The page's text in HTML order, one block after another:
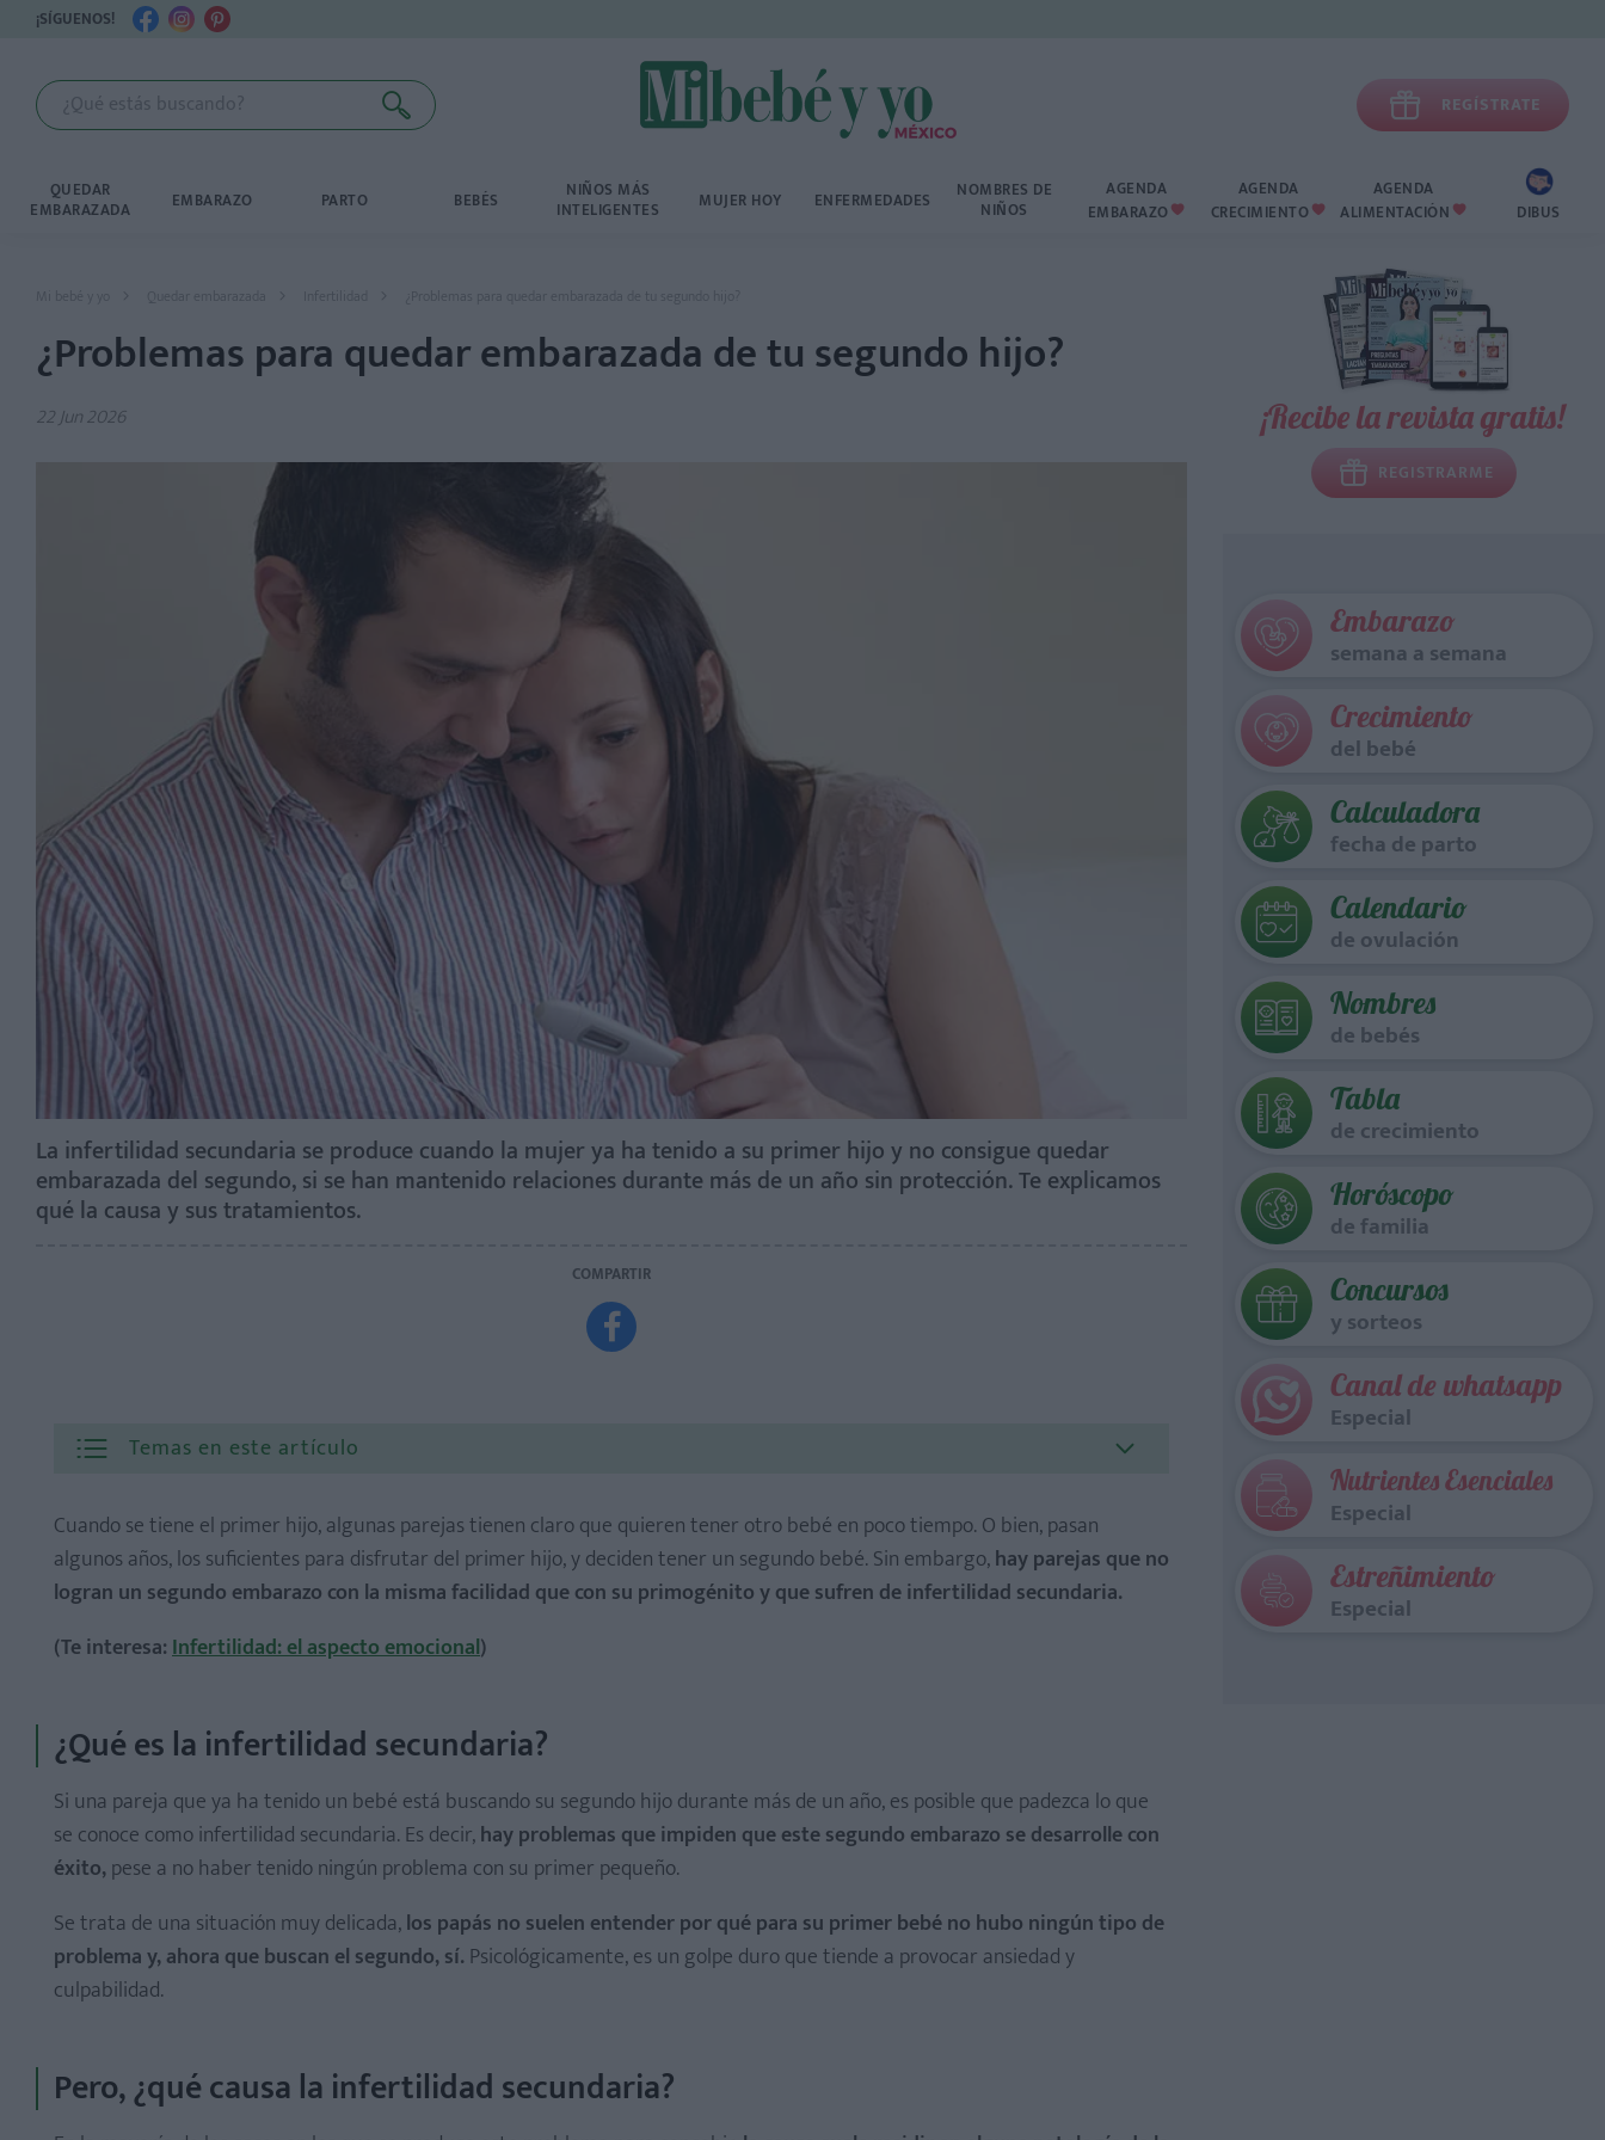
¡SÍGUENOS!
 REGÍSTRATE
QUEDAR
EMBARAZADA EMBARAZO PARTO BEBÉS NIÑOS MÁS
INTELIGENTES MUJER HOY ENFERMEDADES NOMBRES DE
NIÑOS
AGENDA
EMBARAZO 
AGENDA
CRECIMIENTO 
AGENDA
ALIMENTACIÓN  DIBUS
Mi bebé y yo Infertilidad ¿Problemas para quedar embarazada de tu segundo hijo?
¿Problemas para quedar embarazada de tu segundo hijo?
22 Jun 2026
La infertilidad secundaria se produce cuando la mujer ya ha tenido a su primer hijo y no consigue quedar
embarazada del segundo, si se han mantenido relaciones durante más de un año sin protección. Te explicamos
qué la causa y sus tratamientos.
COMPARTIR

Temas en este artículo
Cuando se tiene el primer hijo, algunas parejas tienen claro que quieren tener otro bebé en poco tiempo. O bien, pasan
algunos años, los suficientes para disfrutar del primer hijo, y deciden tener un segundo bebé. Sin embargo,hay parejas que no
logran un segundo embarazo con la misma facilidad que con su primogénito y que sufren de infertilidad secundaria.
(Te interesa:Infertilidad: el aspecto emocional)
¿Qué es la infertilidad secundaria?
Si una pareja que ya ha tenido un bebé está buscando su segundo hijo durante más de un año, es posible que padezca lo que
se conoce como infertilidad secundaria. Es decir,hay problemas que impiden que este segundo embarazo se desarrolle con
éxito,pese a no haber tenido ningún problema con su primer pequeño.
Se trata de una situación muy delicada,los papás no suelen entender por qué para su primer bebé no hubo ningún tipo de
problemay, ahora que buscan el segundo, sí. Psicológicamente, es un golpe duro que tiende a provocar ansiedad y
culpabilidad.
Pero, ¿qué causa la infertilidad secundaria?
¡Recibe la revista gratis!
REGISTRARME
Embarazo
semana a semana
Crecimiento
del bebé
Calculadora
fecha de parto
Calendario
de ovulación
Nombres
de bebés
Tabla
de crecimiento
Horóscopo
de familia
Concursos
y sorteos
Canal de whatsapp
Especial
Nutrientes Esenciales
Especial
Estreñimiento
Especial